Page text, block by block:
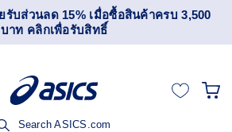
รับส่วนลด 15% เมื่อซื้อสินค้าครบ 3,500
บาท คลิกเพื่อรับสิทธิ์
Search ASICS.com